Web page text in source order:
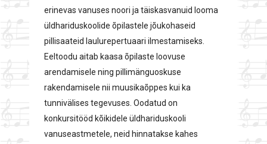
erinevas vanuses noori ja täiskasvanuid looma
üldhariduskoolide õpilastele jõukohaseid
pillisaateid laulurepertuaari ilmestamiseks.
Eeltoodu aitab kaasa õpilaste loovuse
arendamisele ning pillimänguoskuse
rakendamisele nii muusikaõppes kui ka
tunnivälises tegevuses. Oodatud on
konkursitööd kõikidele üldhariduskooli
vanuseastmetele, neid hinnatakse kahes